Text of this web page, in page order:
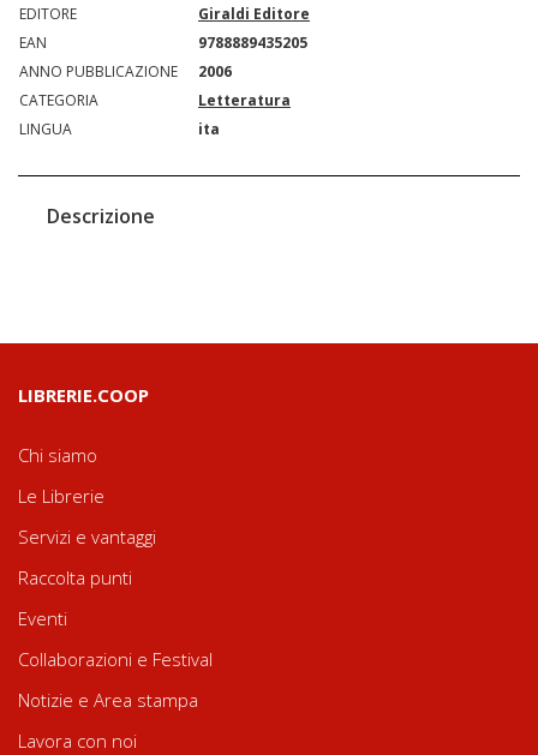
EDITORE
Giraldi Editore
EAN
9788889435205
ANNO PUBBLICAZIONE
2006
CATEGORIA
Letteratura
LINGUA
ita
Descrizione
LIBRERIE.COOP
Chi siamo
Le Librerie
Servizi e vantaggi
Raccolta punti
Eventi
Collaborazioni e Festival
Notizie e Area stampa
Lavora con noi